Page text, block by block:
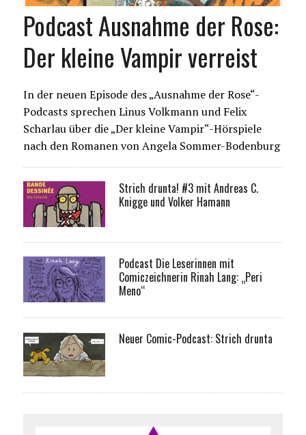
Podcast Ausnahme der Rose:
Der kleine Vampir verreist
In der neuen Episode des „Ausnahme der Rose“-
Podcasts sprechen Linus Volkmann und Felix
Scharlau über die „Der kleine Vampir“-Hörspiele
nach den Romanen von Angela Sommer-Bodenburg
Strich drunta! #3 mit Andreas C.
Knigge und Volker Hamann
Podcast Die Leserinnen mit
Comiczeichnerin Rinah Lang: „Peri
Meno“
Neuer Comic-Podcast: Strich drunta